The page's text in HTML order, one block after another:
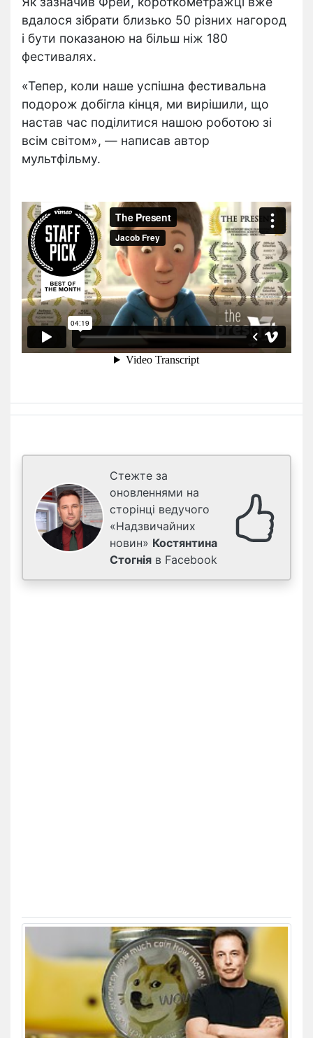
вдалося зібрати близько 50 різних нагород
і бути показаною на більш ніж 180
фестивалях.
«Тепер, коли наше успішна фестивальна
подорож добігла кінця, ми вирішили, що
настав час поділитися нашою роботою зі
всім світом», — написав автор
мультфільму.
Стежте за
оновленнями на
сторінці ведучого
«Надзвичайних
новин» Костянтина
Стогнія в Facebook